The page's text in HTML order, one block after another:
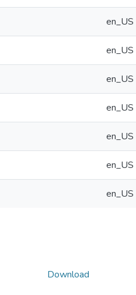
en_US
en_US
en_US
en_US
en_US
en_US
en_US
Download